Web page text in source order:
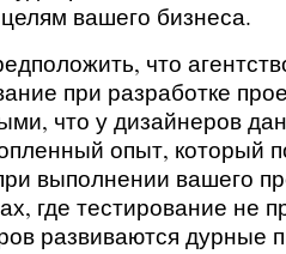
вашего бизнеса.
что
при разработке
что у дизайнеров
опыт, который
выполнении вашего
где тестирование не
развиваются дурные